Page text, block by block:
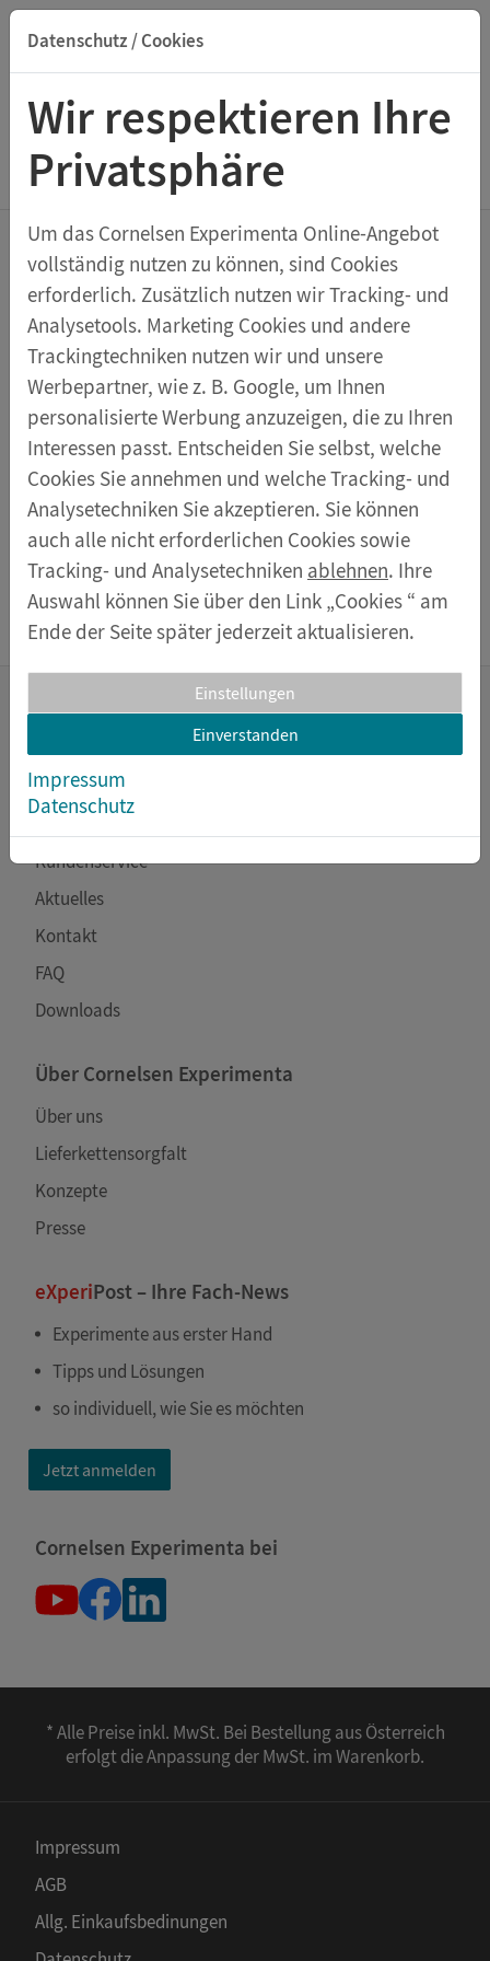
Datenschutz / Cookies
Wir respektieren Ihre
Privatsphäre
Um das Cornelsen Experimenta Online-Angebot
vollständig nutzen zu können, sind Cookies
erforderlich. Zusätzlich nutzen wir Tracking- und
Analysetools. Marketing Cookies und andere
Trackingtechniken nutzen wir und unsere
Werbepartner, wie z. B. Google, um Ihnen
personalisierte Werbung anzuzeigen, die zu Ihren
Interessen passt. Entscheiden Sie selbst, welche
Cookies Sie annehmen und welche Tracking- und
Analysetechniken Sie akzeptieren. Sie können
auch alle nicht erforderlichen Cookies sowie
Tracking- und Analysetechniken ablehnen. Ihre
Auswahl können Sie über den Link „Cookies “ am
Ende der Seite später jederzeit aktualisieren.
Einstellungen
Einverstanden
Impressum
Datenschutz
Suche nach Titel, ISBN, Webcode, Stichwort...
Menu Kabel & Zubehör
Spieluhrwerk
Artikelnummer 19543
€ 4,74
In den Warenkorb
Produkt teilen auf:
Potenziale entfalten
Unser Service für Sie
Kundenservice
Aktuelles
Kontakt
FAQ
Downloads
Über Cornelsen Experimenta
Über uns
Lieferkettensorgfalt
Konzepte
Presse
eXperiPost – Ihre Fach-News
Experimente aus erster Hand
Tipps und Lösungen
so individuell, wie Sie es möchten
Jetzt anmelden
Cornelsen Experimenta bei
* Alle Preise inkl. MwSt. Bei Bestellung aus Österreich
erfolgt die Anpassung der MwSt. im Warenkorb.
Impressum
AGB
Allg. Einkaufsbedinungen